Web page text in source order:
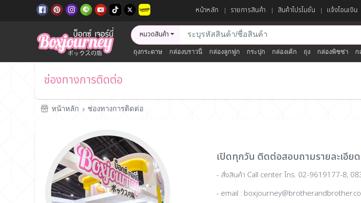
หน้าหลัก รายการสินค้า สินค้าโปรโมชั่น แจ้งโอนเงิน
หมวดสินค้า
ถุงกระดาษ กล่องบราวนี่ กล่องลูกฟูก กระปุก กล่องเค้ก ถุง กล่องพิซซ่า ก
ช่องทางการติดต่อ
หน้าหลัก ช่องทางการติดต่อ
เปิดทุกวัน ติดต่อสอบถามรายละเอียด
- สั่งสินค้า Call center โทร. 02-9619177-8,
- email :